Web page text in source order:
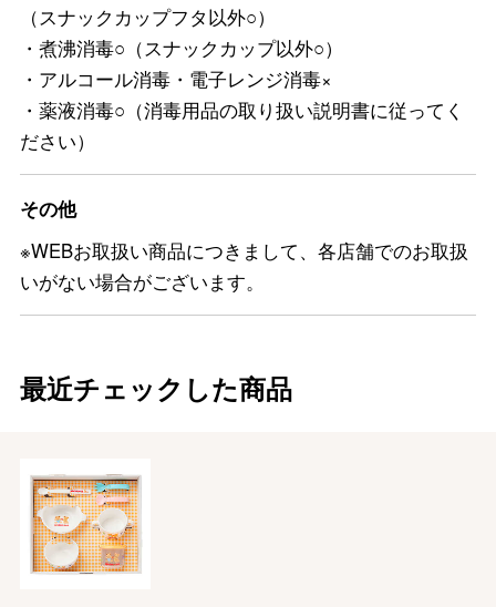
（スナックカップフタ以外○）
・煮沸消毒○（スナックカップ以外○）
・アルコール消毒・電子レンジ消毒×
・薬液消毒○（消毒用品の取り扱い説明書に従ってく
ださい）
その他
※WEBお取扱い商品につきまして、各店舗でのお取扱
いがない場合がございます。
最近チェックした商品